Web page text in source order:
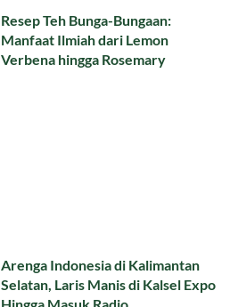
Resep Teh Bunga-Bungaan:
Manfaat Ilmiah dari Lemon
Verbena hingga Rosemary
Arenga Indonesia di Kalimantan
Selatan, Laris Manis di Kalsel Expo
Hingga Masuk Radio